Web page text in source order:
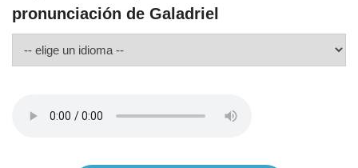
pronunciación de Galadriel